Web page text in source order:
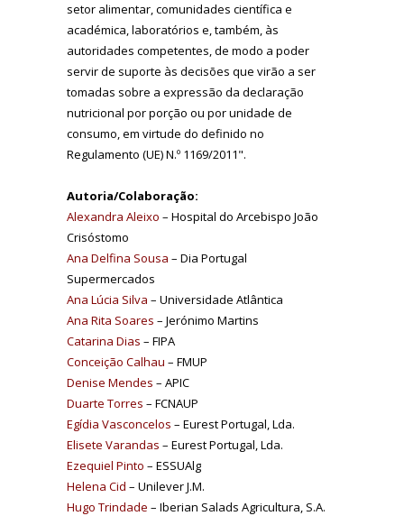
setor alimentar, comunidades científica e
académica, laboratórios e, também, às
autoridades competentes, de modo a poder
servir de suporte às decisões que virão a ser
tomadas sobre a expressão da declaração
nutricional por porção ou por unidade de
consumo, em virtude do definido no
Regulamento (UE) N.º 1169/2011".
Autoria/Colaboração:
Alexandra Aleixo – Hospital do Arcebispo João
Crisóstomo
Ana Delfina Sousa – Dia Portugal
Supermercados
Ana Lúcia Silva – Universidade Atlântica
Ana Rita Soares – Jerónimo Martins
Catarina Dias – FIPA
Conceição Calhau – FMUP
Denise Mendes – APIC
Duarte Torres – FCNAUP
Egídia Vasconcelos – Eurest Portugal, Lda.
Elisete Varandas – Eurest Portugal, Lda.
Ezequiel Pinto – ESSUAlg
Helena Cid – Unilever J.M.
Hugo Trindade – Iberian Salads Agricultura, S.A.